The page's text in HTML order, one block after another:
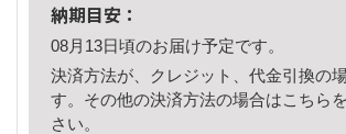
納期目安：
08月13日頃のお届け予定です。
決済方法が、クレジット、代金引換の
す。その他の決済方法の場合はこちら
さい。